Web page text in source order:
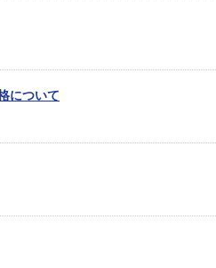
について